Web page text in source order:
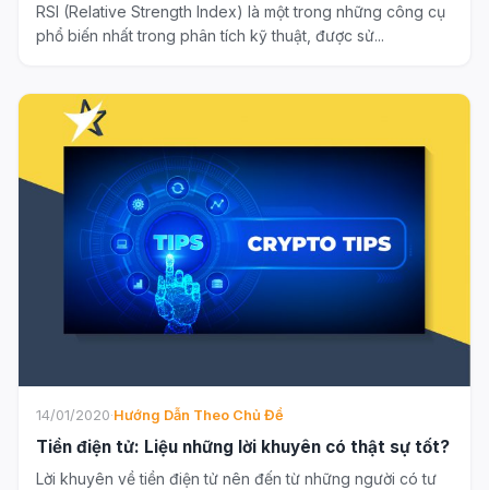
RSI (Relative Strength Index) là một trong những công cụ
phổ biến nhất trong phân tích kỹ thuật, được sử...
14/01/2020·Hướng Dẫn Theo Chủ Đề
Tiền điện tử: Liệu những lời khuyên có thật sự tốt?
Lời khuyên về tiền điện tử nên đến từ những người có tư